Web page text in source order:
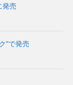
発売
”で発売